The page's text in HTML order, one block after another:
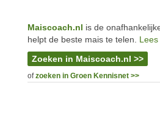
Maiscoach.nl is de
helpt de beste mais te telen.
Zoeken in Maiscoach.nl >>
ofzoeken in Groen Kennisnet >>